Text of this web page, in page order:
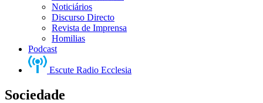
Noticiários
Discurso Directo
Revista de Imprensa
Homilias
Podcast
Escute Radio Ecclesia
Sociedade